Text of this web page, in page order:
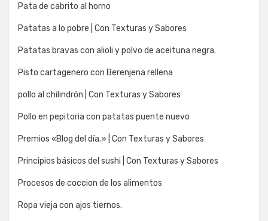
Pata de cabrito al horno
Patatas a lo pobre | Con Texturas y Sabores
Patatas bravas con alioli y polvo de aceituna negra.
Pisto cartagenero con Berenjena rellena
pollo al chilindrón | Con Texturas y Sabores
Pollo en pepitoria con patatas puente nuevo
Premios «Blog del día.» | Con Texturas y Sabores
Principios básicos del sushi | Con Texturas y Sabores
Procesos de coccion de los alimentos
Ropa vieja con ajos tiernos.